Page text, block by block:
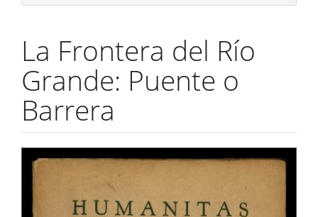
La Frontera del Río
Grande: Puente o
Barrera
Barra
del